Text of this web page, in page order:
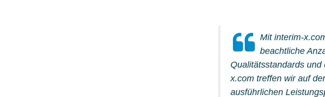
Mit interim-
beachtliche
Qualitätsstandards
x.com treffen wir auf
ausführlichen